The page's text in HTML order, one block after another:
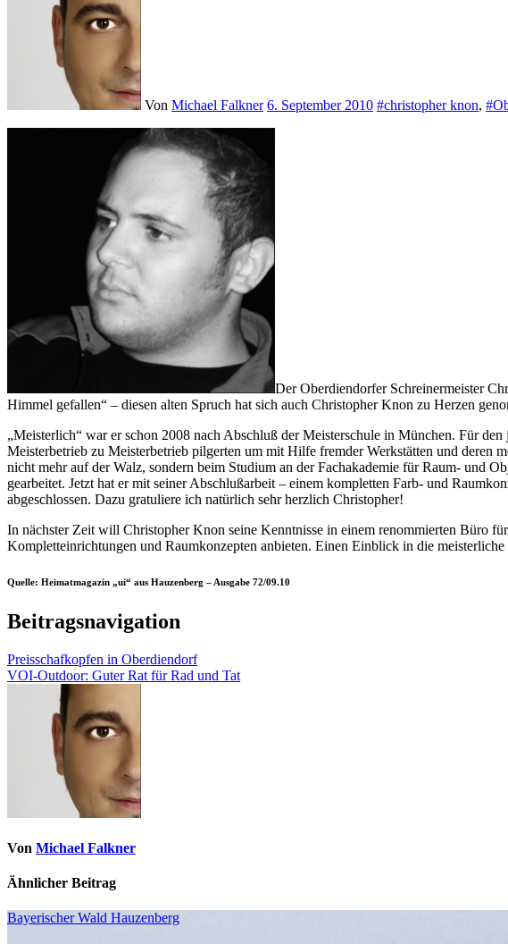
Von Michael Falkner 6. September 2010 #christopher knon,
Der Oberdiendorfer Schreinermeister
Himmel gefallen“ – diesen alten Spruch hat sich auch Christopher Knon zu Herzen
„Meisterlich“ war er schon 2008 nach Abschluß der Meisterschule in München. Für
Meisterbetrieb zu Meisterbetrieb pilgerten um mit Hilfe fremder Werkstätten und deren
nicht mehr auf der Walz, sondern beim Studium an der Fachakademie für Raum- und
gearbeitet. Jetzt hat er mit seiner Abschlußarbeit – einem kompletten Farb- und
abgeschlossen. Dazu gratuliere ich natürlich sehr herzlich Christopher!
In nächster Zeit will Christopher Knon seine Kenntnisse in einem renommierten Büro
Kompletteinrichtungen und Raumkonzepten anbieten. Einen Einblick in die
Quelle: Heimatmagazin „ui“ aus Hauzenberg – Ausgabe 72/09.10
Beitragsnavigation
Preisschafkopfen in Oberdiendorf
VOI-Outdoor: Guter Rat für Rad und Tat
Von Michael Falkner
Ähnlicher Beitrag
Bayerischer Wald Hauzenberg